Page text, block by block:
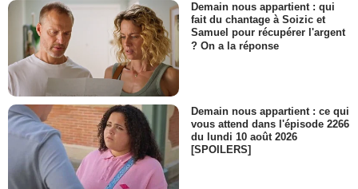
Demain nous appartient : qui
fait du chantage à Soizic et
Samuel pour récupérer l'argent
? On a la réponse
Demain nous appartient : ce qui
vous attend dans l'épisode 2266
du lundi 10 août 2026
[SPOILERS]